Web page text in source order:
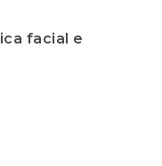
facial e